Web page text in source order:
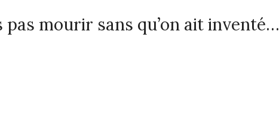
pas mourir sans qu’on ait inventé…